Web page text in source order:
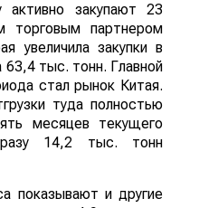
активно закупают 23
торговым партнером
увеличила закупки в
63,4 тыс. тонн. Главной
стал рынок Китая.
туда полностью
месяцев текущего
14,2 тыс. тонн
показывают и другие